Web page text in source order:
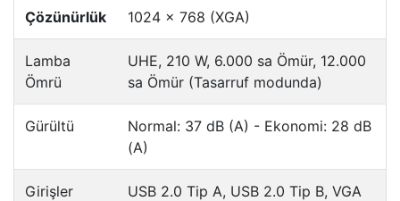
Çözünürlük 1024 x 768 (XGA)
Lamba
Ömrü
UHE, 210 W, 6.000 sa Ömür, 12.000
sa Ömür (Tasarruf modunda)
Gürültü
Normal: 37 dB (A) - Ekonomi: 28 dB
(A)
Girişler
USB 2.0 Tip A, USB 2.0 Tip B, VGA